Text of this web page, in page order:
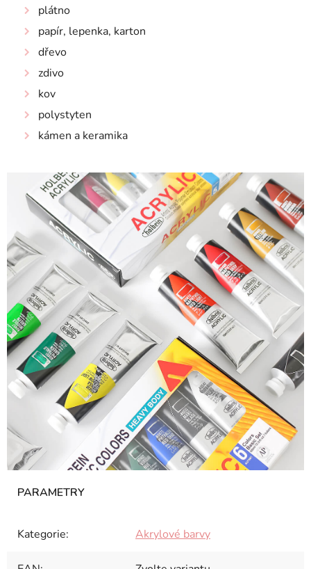
plátno
papír, lepenka, karton
dřevo
zdivo
kov
polystyten
kámen a keramika
Kategorie: Akrylové barvy